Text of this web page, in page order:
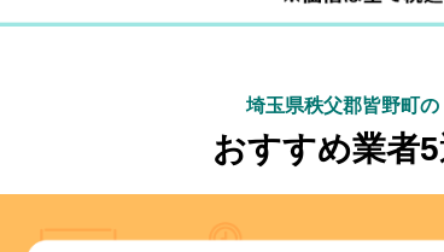
埼玉県秩父郡皆野町の
おすすめ業者